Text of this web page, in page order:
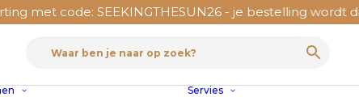
SEEKINGTHESUN26 - je bestelling wordt dan op
Servies